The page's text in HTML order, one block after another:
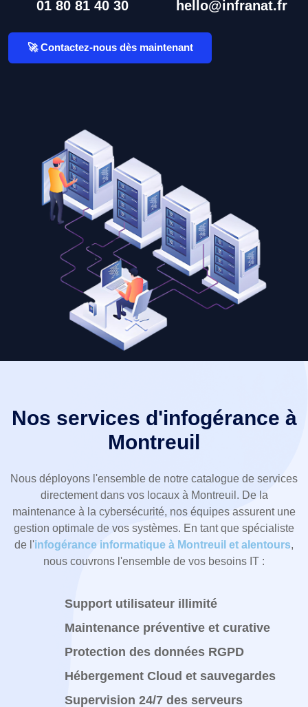
01 80 81 40 30 hello@infranat.fr
🚀 Contactez-nous dès maintenant
Nos services d'infogérance à
Montreuil
Nous déployons l'ensemble de notre catalogue de services
directement dans vos locaux à Montreuil. De la
maintenance à la cybersécurité, nos équipes assurent une
gestion optimale de vos systèmes. En tant que spécialiste
de l'infogérance informatique à Montreuil et alentours,
nous couvrons l'ensemble de vos besoins IT :
Support utilisateur illimité
Maintenance préventive et curative
Protection des données RGPD
Hébergement Cloud et sauvegardes
Supervision 24/7 des serveurs